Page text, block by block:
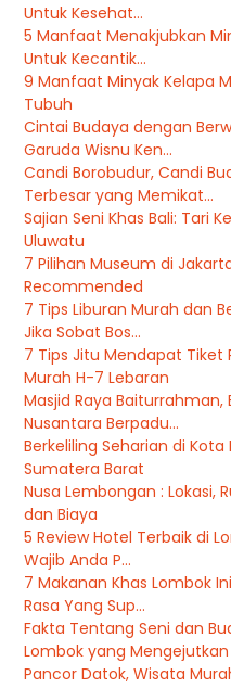
Untuk Kesehat...
5 Manfaat Menakjubkan
Untuk Kecantik...
9 Manfaat Minyak Kelapa
Tubuh
Cintai Budaya dengan
Garuda Wisnu Ken...
Candi Borobudur, Candi
Terbesar yang Memikat...
Sajian Seni Khas Bali: Tari
Uluwatu
7 Pilihan Museum di
Recommended
7 Tips Liburan Murah dan
Jika Sobat Bos...
7 Tips Jitu Mendapat Tiket
Murah H-7 Lebaran
Masjid Raya Baiturrahman,
Nusantara Berpadu...
Berkeliling Seharian di Kota
Sumatera Barat
Nusa Lembongan : Lokasi,
dan Biaya
5 Review Hotel Terbaik di
Wajib Anda P...
7 Makanan Khas Lombok
Rasa Yang Sup...
Fakta Tentang Seni dan
Lombok yang Mengejutkan
Pancor Datok, Wisata